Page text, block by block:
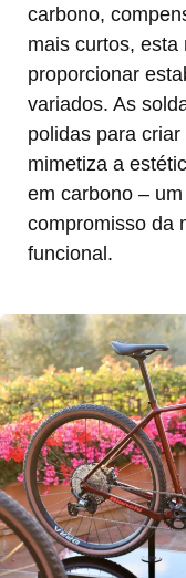
carbono,
mais curtos, esta
proporcionar
variados. As
polidas para
mimetiza a
em carbono –
compromisso da
funcional.